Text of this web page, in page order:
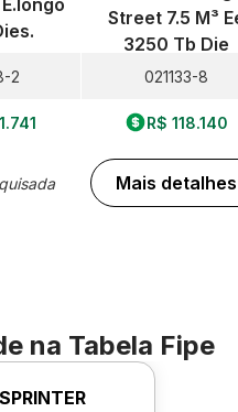
2
Street 7.5 M³
3250 Tb Die
021133-8
R$ 118.140
Mais detalhes
na Tabela Fipe